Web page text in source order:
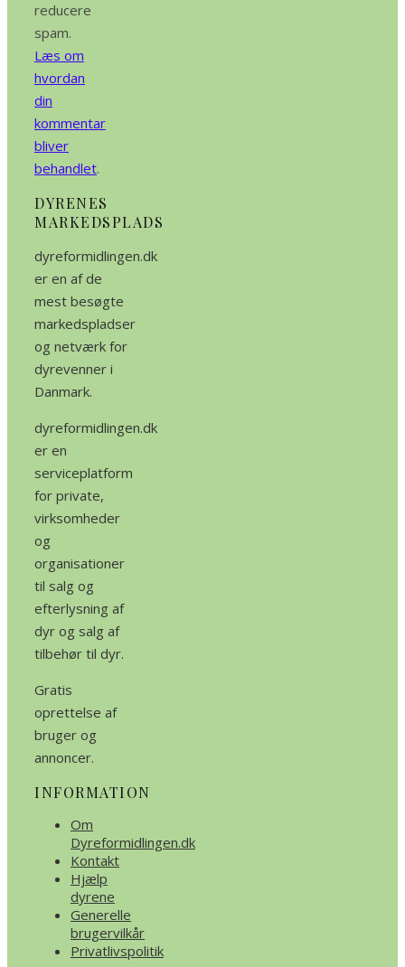
reducere
spam.
Læs om
hvordan
din
kommentar
bliver
behandlet.
DYRENES
MARKEDSPLADS
dyreformidlingen.dk
er en af de
mest besøgte
markedspladser
og netværk for
dyrevenner i
Danmark.
dyreformidlingen.dk
er en
serviceplatform
for private,
virksomheder
og
organisationer
til salg og
efterlysning af
dyr og salg af
tilbehør til dyr.
Gratis
oprettelse af
bruger og
annoncer.
INFORMATION
Om
Dyreformidlingen.dk
Kontakt
Hjælp
dyrene
Generelle
brugervilkår
Privatlivspolitik